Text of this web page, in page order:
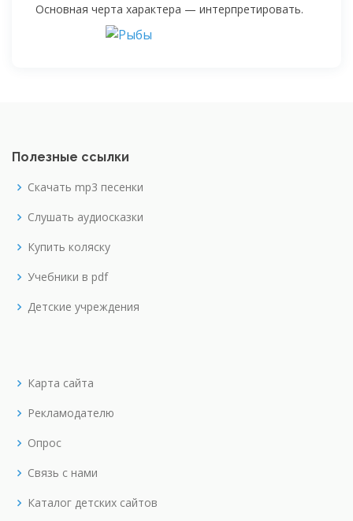
Основная черта характера — интерпретировать.
Полезные ссылки
Скачать mp3 песенки
Слушать аудиосказки
Купить коляску
Учебники в pdf
Детские учреждения
Карта сайта
Рекламодателю
Опрос
Связь с нами
Каталог детских сайтов